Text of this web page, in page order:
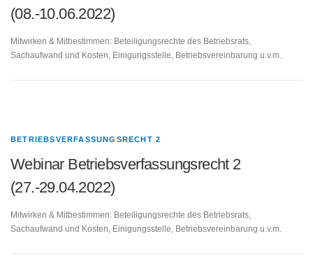
(08.-10.06.2022)
Mitwirken & Mitbestimmen: Beteiligungsrechte des Betriebsrats,
Sachaufwand und Kosten, Einigungsstelle, Betriebsvereinbarung u.v.m.
BETRIEBSVERFASSUNGSRECHT 2
Webinar Betriebsverfassungsrecht 2
(27.-29.04.2022)
Mitwirken & Mitbestimmen: Beteiligungsrechte des Betriebsrats,
Sachaufwand und Kosten, Einigungsstelle, Betriebsvereinbarung u.v.m.